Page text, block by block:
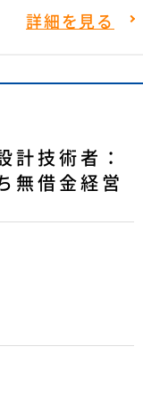
詳細を見る
計技術者：
無借金経営